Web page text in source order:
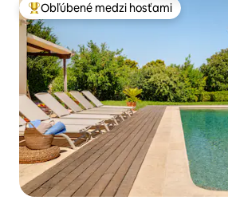
Najobľúbenejšie medzi hosťami
Obľúbené medzi hosťami